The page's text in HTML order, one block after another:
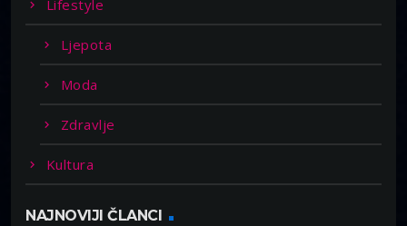
Lifestyle
Ljepota
Moda
Zdravlje
Kultura
NAJNOVIJI ČLANCI